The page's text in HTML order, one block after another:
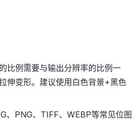
比例需要与输出分辨率的比例一
伸变形。建议使用白色背景+黑色
、PNG、TIFF、WEBP等常见位图